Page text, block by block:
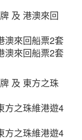
及 港澳來回
澳來回船票2套
澳來回船票2套
及 東方之珠
方之珠維港遊4
方之珠維港遊4